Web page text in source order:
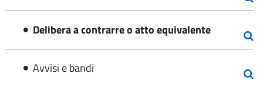
Delibera a contrarre o atto equivalente
Avvisi e bandi